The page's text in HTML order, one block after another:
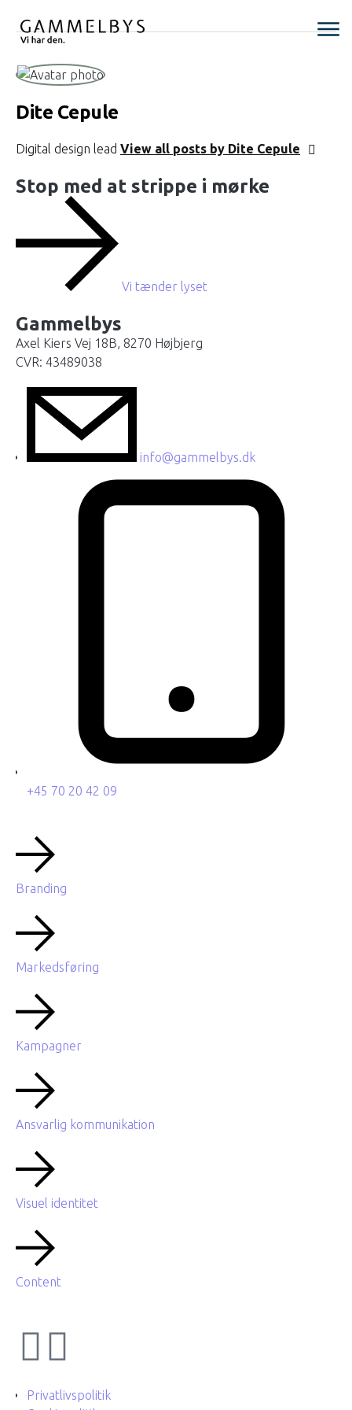
Dite Cepule
Digital design lead View all posts by Dite Cepule
Stop med at strippe i mørke
Vi tænder lyset
Gammelbys
Axel Kiers Vej 18B, 8270 Højbjerg
CVR: 43489038
info@gammelbys.dk
+45 70 20 42 09
Branding
Markedsføring
Kampagner
Ansvarlig kommunikation
Visuel identitet
Content
Privatlivspolitik